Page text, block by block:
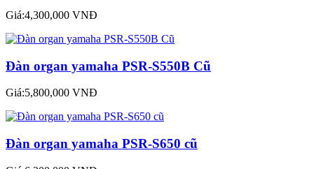
Giá:4,300,000 VNĐ
Đàn organ yamaha PSR-S550B Cũ
Giá:5,800,000 VNĐ
Đàn organ yamaha PSR-S650 cũ